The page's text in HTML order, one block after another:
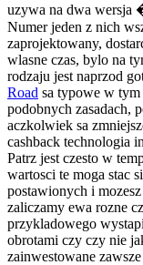
uzywa na dwa wersja
Numer jeden z nich
zaprojektowany,
wlasne czas, bylo na
rodzaju jest naprzod
Road sa typowe w
podobnych zasadach,
aczkolwiek sa
cashback technologia
Patrz jest czesto w
wartosci te moga stac
postawionych i
zaliczamy ewa rozne
przykladowego
obrotami czy czy nie
zainwestowane